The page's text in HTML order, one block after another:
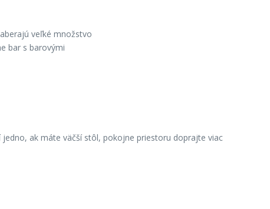
veľké množstvo
bar s barovými
ak máte väčší stôl, pokojne priestoru doprajte viac